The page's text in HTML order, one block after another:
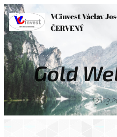
VCinvest Václav
ČERVENÝ
Gold